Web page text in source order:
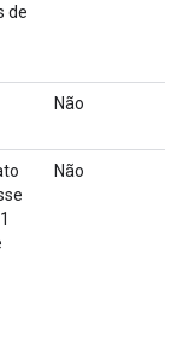
de
Não
Não